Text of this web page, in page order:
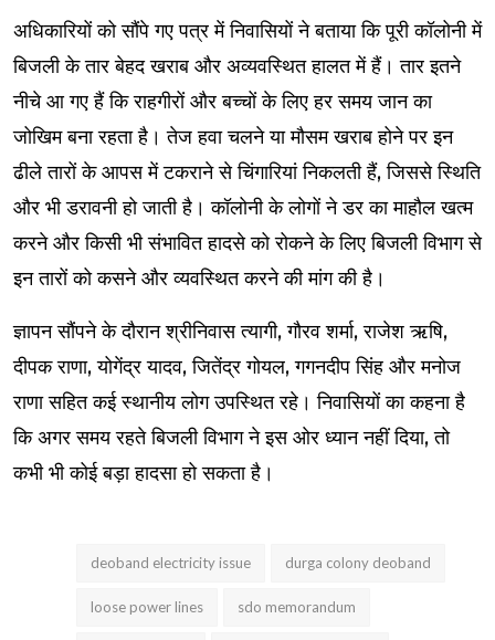
अधिकारियों को सौंपे गए पत्र में निवासियों ने बताया कि पूरी कॉलोनी में
बिजली के तार बेहद खराब और अव्यवस्थित हालत में हैं। तार इतने
नीचे आ गए हैं कि राहगीरों और बच्चों के लिए हर समय जान का
जोखिम बना रहता है। तेज हवा चलने या मौसम खराब होने पर इन
ढीले तारों के आपस में टकराने से चिंगारियां निकलती हैं, जिससे स्थिति
और भी डरावनी हो जाती है। कॉलोनी के लोगों ने डर का माहौल खत्म
करने और किसी भी संभावित हादसे को रोकने के लिए बिजली विभाग से
इन तारों को कसने और व्यवस्थित करने की मांग की है।
ज्ञापन सौंपने के दौरान श्रीनिवास त्यागी, गौरव शर्मा, राजेश ऋषि,
दीपक राणा, योगेंद्र यादव, जितेंद्र गोयल, गगनदीप सिंह और मनोज
राणा सहित कई स्थानीय लोग उपस्थित रहे। निवासियों का कहना है
कि अगर समय रहते बिजली विभाग ने इस ओर ध्यान नहीं दिया, तो
कभी भी कोई बड़ा हादसा हो सकता है।
deoband electricity issue durga colony deoband
loose power lines sdo memorandum